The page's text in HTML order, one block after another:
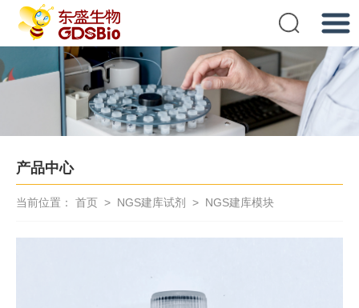
提交
产品中心
当前位置： 首页 > NGS建库试剂 > NGS建库模块